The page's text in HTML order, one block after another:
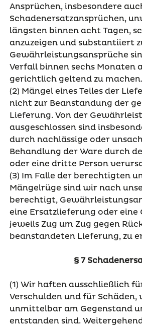
Ansprüchen, insbesondere
Schadenersatzansprüchen,
längsten binnen acht Tagen,
anzuzeigen und substantiiert
Gewährleistungsansprüche
Verfall binnen sechs Monaten
gerichtlich geltend zu machen.
(2) Mängel eines Teiles der
nicht zur Beanstandung der
Lieferung. Von der
ausgeschlossen sind
durch nachlässige oder
Behandlung der Ware durch
oder eine dritte Person
(3) Im Falle der berechtigten
Mängelrüge sind wir nach
berechtigt,
eine Ersatzlieferung oder eine
jeweils Zug um Zug gegen
beanstandeten Lieferung, zu
§ 7
(1) Wir haften ausschließlich
Verschulden und für Schäden,
unmittelbar am Gegenstand
entstanden sind.